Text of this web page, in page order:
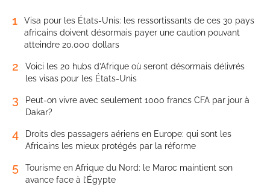
1
Visa pour les États-Unis: les ressortissants de ces 30 pays
africains doivent désormais payer une caution pouvant
atteindre 20.000 dollars
2
Voici les 20 hubs d’Afrique où seront désormais délivrés
les visas pour les États-Unis
3
Peut-on vivre avec seulement 1000 francs CFA par jour à
Dakar?
4
Droits des passagers aériens en Europe: qui sont les
Africains les mieux protégés par la réforme
5
Tourisme en Afrique du Nord: le Maroc maintient son
avance face à l’Égypte